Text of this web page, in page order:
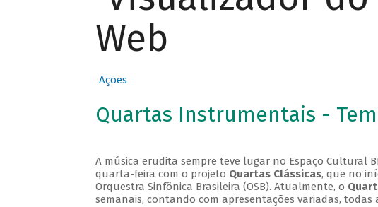
Web
Ações
Quartas Instrumentais -
A música erudita sempre teve lugar no Espaço Cultural
quarta-feira com o projeto Quartas Clássicas, que no
Orquestra Sinfônica Brasileira (OSB). Atualmente, o
semanais, contando com apresentações variadas, todas